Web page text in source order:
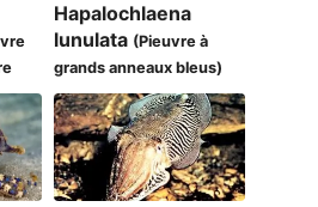
Hapalochlaena
lunulata (Pieuvre à
grands anneaux bleus)